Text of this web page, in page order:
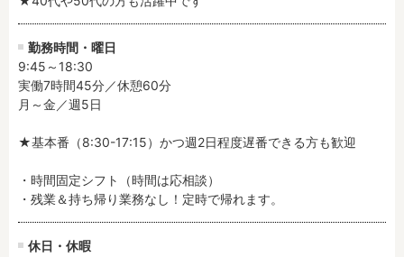
勤務時間・曜日
9:45～18:30
実働7時間45分／休憩60分
月～金／週5日
★基本番（8:30-17:15）かつ週2日程度遅番できる方も歓迎
・時間固定シフト（時間は応相談）
・残業＆持ち帰り業務なし！定時で帰れます。
休日・休暇